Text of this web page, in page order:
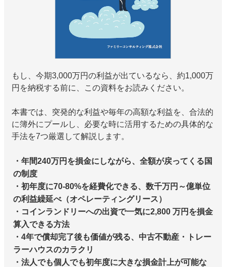
もし、今期3,000万円の利益が出ているなら、約1,000万
円を納税する前に、この資料をお読みください。
本書では、突発的な利益や毎年の高額な利益を、合法的
に簿外にプールし、必要な時に活用するための具体的な
手法を7つ厳選して解説します。
・年間240万円を損金にしながら、全額が戻ってくる国
の制度
・初年度に70-80%を経費化できる、数千万円～億単位
の利益繰延べ（オペレーティングリース）
・コインランドリーへの出資で一気に2,800 万円を損金
算入できる方法
・4年で償却完了後も価値が残る、中古不動産・トレー
ラーハウスのカラクリ
・法人でも個人でも初年度に大きな損金計上が可能な